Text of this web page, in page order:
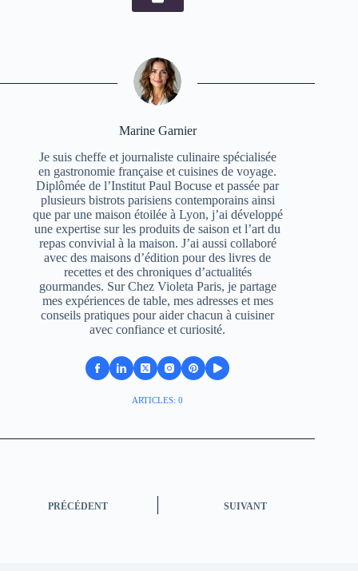
Marine Garnier
Je suis cheffe et journaliste culinaire spécialisée
en gastronomie française et cuisines de voyage.
Diplômée de l’Institut Paul Bocuse et passée par
plusieurs bistrots parisiens contemporains ainsi
que par une maison étoilée à Lyon, j’ai développé
une expertise sur les produits de saison et l’art du
repas convivial à la maison. J’ai aussi collaboré
avec des maisons d’édition pour des livres de
recettes et des chroniques d’actualités
gourmandes. Sur Chez Violeta Paris, je partage
mes expériences de table, mes adresses et mes
conseils pratiques pour aider chacun à cuisiner
avec confiance et curiosité.
ARTICLES: 0
PRÉCÉDENT SUIVANT